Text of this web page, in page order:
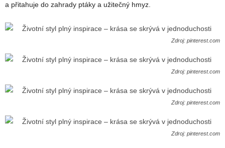
a přitahuje do zahrady ptáky a užitečný hmyz.
Zdroj: pinterest.com
Zdroj: pinterest.com
Zdroj: pinterest.com
Zdroj: pinterest.com